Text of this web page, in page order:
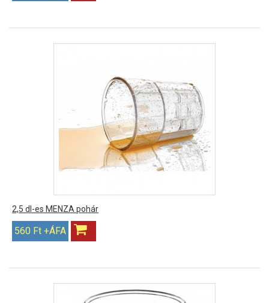
2,5 dl-es MENZA pohár
560 Ft +ÁFA